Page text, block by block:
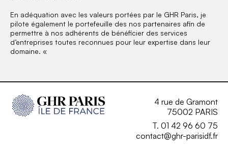
En adéquation avec les valeurs portées par le GHR Paris, je
pilote également le portefeuille des nos partenaires afin de
permettre à nos adhérents de bénéficier des services
d’entreprises toutes reconnues pour leur expertise dans leur
domaine. «
4 rue de Gramont
75002 PARIS
T. 01 42 96 60 75
contact@ghr-parisidf.fr